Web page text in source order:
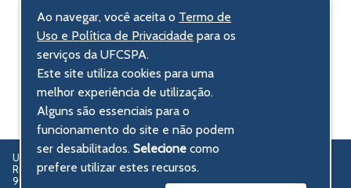
UFCSPA – Universidade Federal de Ciências da Saúde de Porto Alegre
Rua Sarmento Leite, 245 - Centro Histórico
90050-170 Porto Alegre, RS, Brasil
Ao navegar, você aceita o Termo de
Uso e Política de Privacidade para os
serviços da UFCSPA.
Este site utiliza cookies para uma
melhor experiência de utilização.
Alguns são essenciais para o
funcionamento do site e não podem
ser desabilitados.Selecionecomo
prefere utilizar estes recursos.